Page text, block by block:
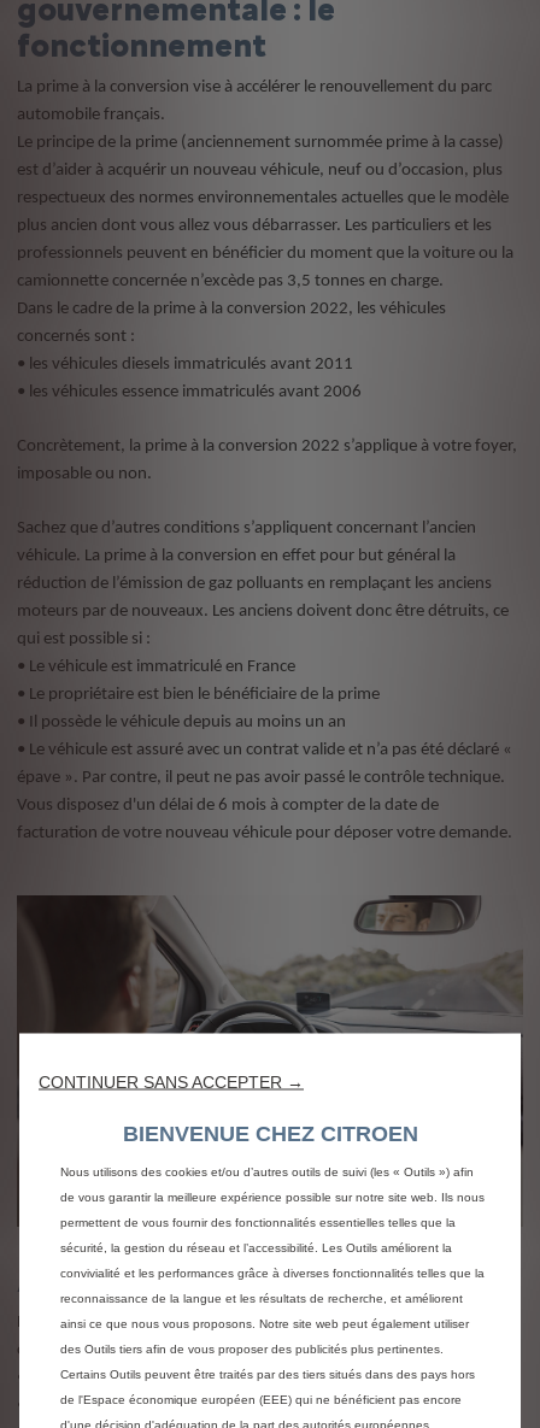
gouvernementale : le
fonctionnement
La prime à la conversion vise à accélérer le renouvellement du parc
automobile français.
Le principe de la prime (anciennement surnommée prime à la casse)
est d’aider à acquérir un nouveau véhicule, neuf ou d’occasion, plus
respectueux des normes environnementales actuelles que le modèle
plus ancien dont vous allez vous débarrasser. Les particuliers et les
professionnels peuvent en bénéficier du moment que la voiture ou la
camionnette concernée n’excède pas 3,5 tonnes en charge.
Dans le cadre de la prime à la conversion 2022, les véhicules
concernés sont :
• les véhicules diesels immatriculés avant 2011
• les véhicules essence immatriculés avant 2006
Concrètement, la prime à la conversion 2022 s’applique à votre foyer,
imposable ou non.
Sachez que d’autres conditions s’appliquent concernant l’ancien
véhicule. La prime à la conversion en effet pour but général la
réduction de l’émission de gaz polluants en remplaçant les anciens
moteurs par de nouveaux. Les anciens doivent donc être détruits, ce
qui est possible si :
• Le véhicule est immatriculé en France
• Le propriétaire est bien le bénéficiaire de la prime
• Il possède le véhicule depuis au moins un an
• Le véhicule est assuré avec un contrat valide et n’a pas été déclaré «
épave ». Par contre, il peut ne pas avoir passé le contrôle technique.
Vous disposez d'un délai de 6 mois à compter de la date de
facturation de votre nouveau véhicule pour déposer votre demande.
À quel montant s'élève la prime ?
Le montant de l’aide est fixé grâce à un barème précis qui prend en
compte :
• le type d’acheteur : personne physique ou morale
• le revenu fiscal du demandeur
CONTINUER SANS ACCEPTER →
BIENVENUE CHEZ CITROEN
Nous utilisons des cookies et/ou d’autres outils de suivi (les « Outils ») afin
de vous garantir la meilleure expérience possible sur notre site web. Ils nous
permettent de vous fournir des fonctionnalités essentielles telles que la
sécurité, la gestion du réseau et l’accessibilité. Les Outils améliorent la
convivialité et les performances grâce à diverses fonctionnalités telles que la
reconnaissance de la langue et les résultats de recherche, et améliorent
ainsi ce que nous vous proposons. Notre site web peut également utiliser
des Outils tiers afin de vous proposer des publicités plus pertinentes.
Certains Outils peuvent être traités par des tiers situés dans des pays hors
de l'Espace économique européen (EEE) qui ne bénéficient pas encore
d'une décision d'adéquation de la part des autorités européennes